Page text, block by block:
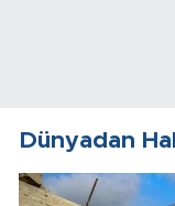
Dünyadan